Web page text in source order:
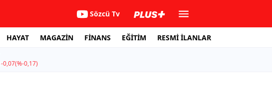
Sözcü Tv
HAYAT MAGAZİN FİNANS EĞİTİM RESMİ İLANLAR
-0,07(%-0,17)